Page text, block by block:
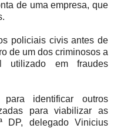
de uma empresa, que
policiais civis antes de
de um dos criminosos a
utilizado em fraudes
identificar outros
para viabilizar as
delegado Vinicius